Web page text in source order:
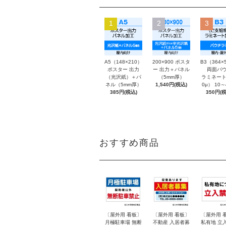
1
A5（148×210）
ポスター 出力
（光沢紙）＋パ
ネル（5mm厚）
385円(税込)
2
200×900 ポスタ
ー 出力＋パネル
（5mm厚）
1,540円(税込)
3
B3（
両面パ
ラミネー
0μ） 10
350円(
おすすめ商品
〔屋外用 看板〕
月極駐車場 無断
〔屋外用 看板〕
不動産 入居者募
〔屋外用
私有地 立